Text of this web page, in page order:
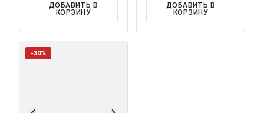
ДОБАВИТЬ В
КОРЗИНУ
ДОБАВИТЬ В
КОРЗИНУ
-30%